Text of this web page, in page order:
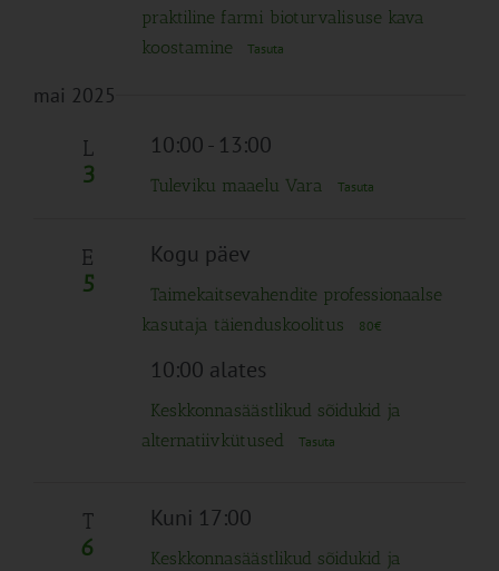
praktiline farmi bioturvalisuse kava
koostamine
Tasuta
mai 2025
L
3
10:00- 13:00
Tuleviku maaelu Vara Tasuta
E
5
Kogu päev
Taimekaitsevahendite professionaalse
kasutaja täienduskoolitus
80€
10:00 alates
Keskkonnasäästlikud sõidukid ja
alternatiivkütused
Tasuta
T
6
Kuni 17:00
Keskkonnasäästlikud sõidukid ja